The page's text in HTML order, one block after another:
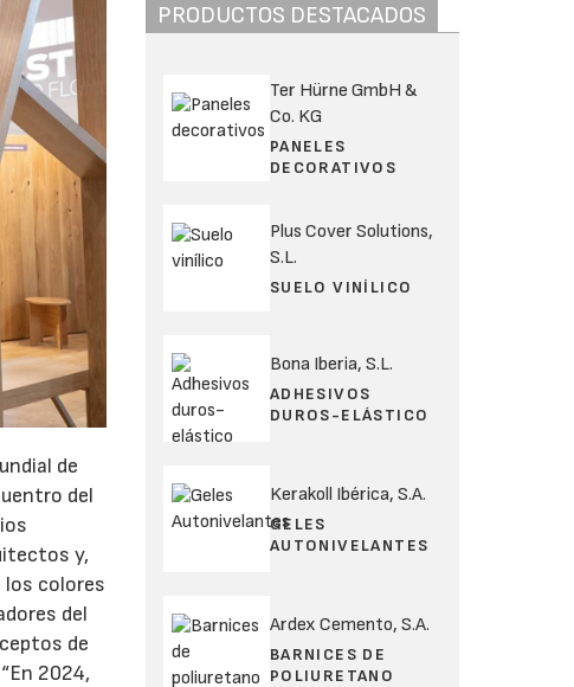
de
del
y,
los colores
del
de
2024,
PRODUCTOS DESTACADOS
Ter Hürne GmbH &
Co. KG
PANELES
DECORATIVOS
Plus Cover Solutions,
S.L.
SUELO VINÍLICO
Bona Iberia, S.L.
ADHESIVOS
DUROS-ELÁSTICO
Kerakoll Ibérica, S.A.
GELES
AUTONIVELANTES
Ardex Cemento, S.A.
BARNICES DE
POLIURETANO